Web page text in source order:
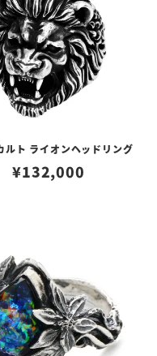
ルト ライオンヘッドリング
¥132,000